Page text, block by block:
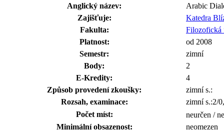
Anglický název:
Arabic
Zajišťuje:
Katedra
Fakulta:
Filozofická
Platnost:
od 2008
Semestr:
zimní
Body:
2
E-Kredity:
4
Způsob provedení zkoušky:
zimní s.:
Rozsah, examinace:
zimní s.:2/
Počet míst:
neurčen /
Minimální obsazenost:
neomezen